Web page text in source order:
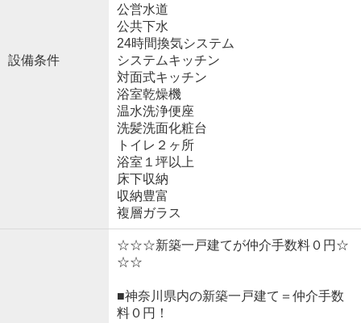
設備条件
公営水道
公共下水
24時間換気システム
システムキッチン
対面式キッチン
浴室乾燥機
温水洗浄便座
洗髪洗面化粧台
トイレ２ヶ所
浴室１坪以上
床下収納
収納豊富
複層ガラス
☆☆☆新築一戸建てが仲介手数料０円☆
☆☆
■神奈川県内の新築一戸建て＝仲介手数
料０円！